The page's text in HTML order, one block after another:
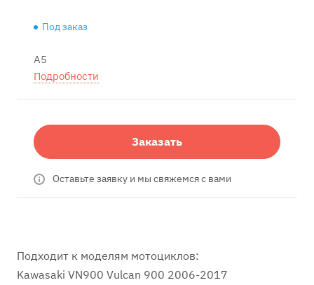
Под заказ
A5
Подробности
Заказать
Оставьте заявку и мы свяжемся с вами
Подходит к моделям мотоциклов:
Kawasaki VN900 Vulcan 900 2006-2017